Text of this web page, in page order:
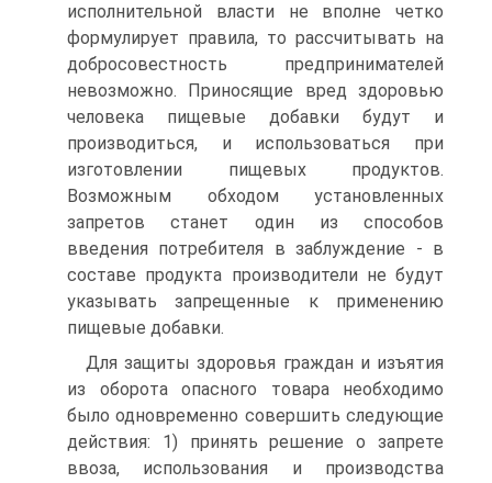
исполнительной власти не вполне четко
формулирует правила, то рассчитывать на
добросовестность предпринимателей
невозможно. Приносящие вред здоровью
человека пищевые добавки будут и
производиться, и использоваться при
изготовлении пищевых продуктов.
Возможным обходом установленных
запретов станет один из способов
введения потребителя в заблуждение - в
составе продукта производители не будут
указывать запрещенные к применению
пищевые добавки.
Для защиты здоровья граждан и изъятия
из оборота опасного товара необходимо
было одновременно совершить следующие
действия: 1) принять решение о запрете
ввоза, использования и производства